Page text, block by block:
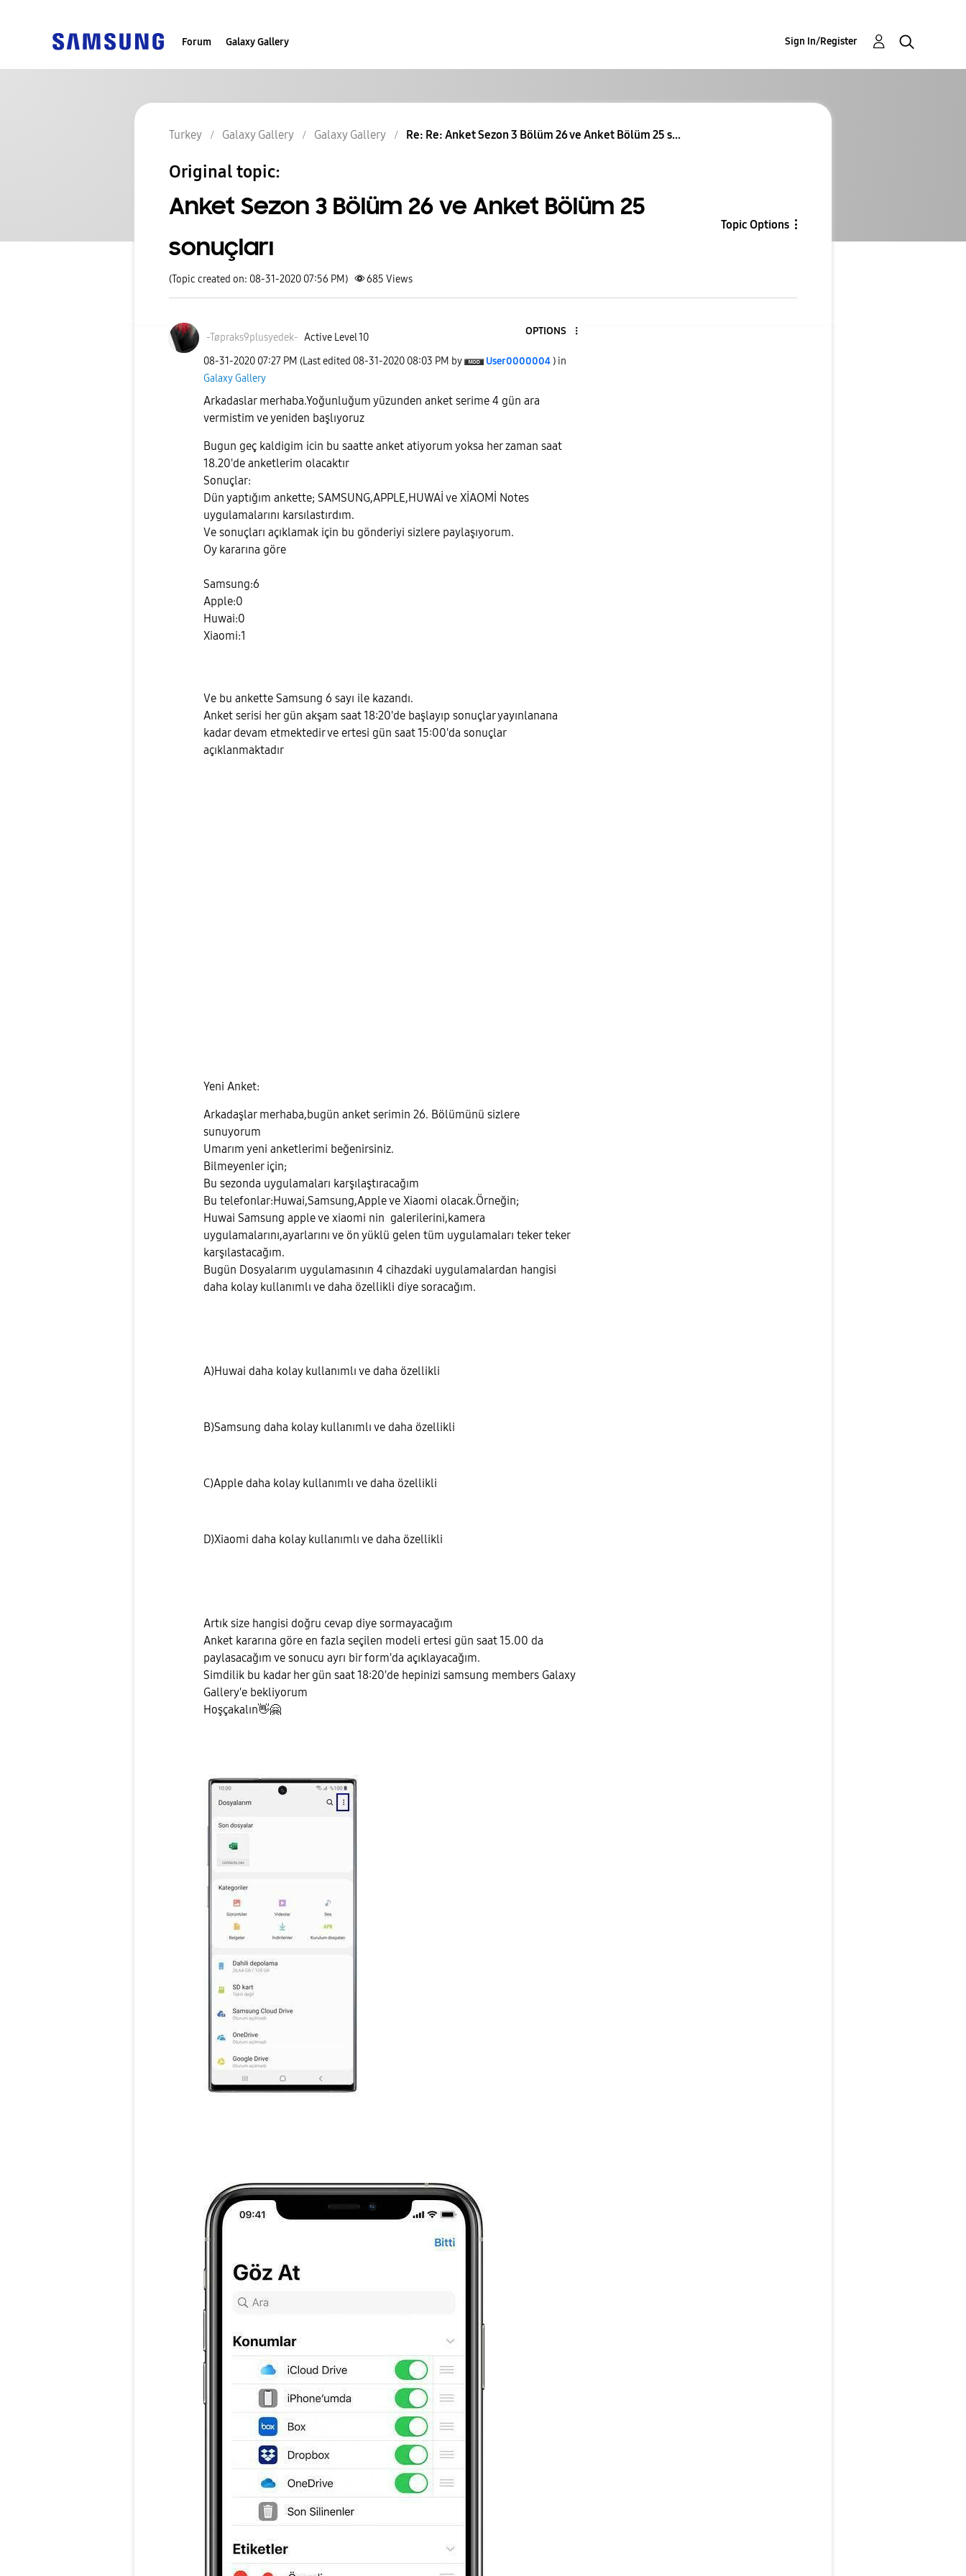
Forum Galaxy Gallery Sign In/Register
Turkey Galaxy Gallery Galaxy Gallery Re: Re: Anket Sezon 3 Bölüm 26 ve Anket Bölüm 25 s...
Original topic:
Anket Sezon 3 Bölüm 26 ve Anket Bölüm 25
sonuçları
Topic Options
(Topic created on: 08-31-2020 07:56 PM) 685 Views
-Tøpraks9plusyedek- Active Level 10
OPTIONS
‎08-31-2020 07:27 PM (Last edited ‎08-31-2020 08:03 PM by User0000004 ) in
Galaxy Gallery
Arkadaslar merhaba.Yoğunluğum yüzunden anket serime 4 gün ara
vermistim ve yeniden başlıyoruz
Bugun geç kaldigim icin bu saatte anket atiyorum yoksa her zaman saat
18.20'de anketlerim olacaktır
Sonuçlar:
Dün yaptığım ankette; SAMSUNG,APPLE,HUWAİ ve XİAOMİ Notes
uygulamalarını karsılastırdım.
Ve sonuçları açıklamak için bu gönderiyi sizlere paylaşıyorum.
Oy kararına göre
Samsung:6
Apple:0
Huwai:0
Xiaomi:1
Ve bu ankette Samsung 6 sayı ile kazandı.
Anket serisi her gün akşam saat 18:20'de başlayıp sonuçlar yayınlanana
kadar devam etmektedir ve ertesi gün saat 15:00'da sonuçlar
açıklanmaktadır
Yeni Anket:
Arkadaşlar merhaba,bugün anket serimin 26. Bölümünü sizlere
sunuyorum
Umarım yeni anketlerimi beğenirsiniz.
Bilmeyenler için;
Bu sezonda uygulamaları karşılaştıracağım
Bu telefonlar:Huwai,Samsung,Apple ve Xiaomi olacak.Örneğin;
Huwai Samsung apple ve xiaomi nin galerilerini,kamera
uygulamalarını,ayarlarını ve ön yüklü gelen tüm uygulamaları teker teker
karşılastacağım.
Bugün Dosyalarım uygulamasının 4 cihazdaki uygulamalardan hangisi
daha kolay kullanımlı ve daha özellikli diye soracağım.
A)Huwai daha kolay kullanımlı ve daha özellikli
B)Samsung daha kolay kullanımlı ve daha özellikli
C)Apple daha kolay kullanımlı ve daha özellikli
D)Xiaomi daha kolay kullanımlı ve daha özellikli
Artık size hangisi doğru cevap diye sormayacağım
Anket kararına göre en fazla seçilen modeli ertesi gün saat 15.00 da
paylasacağım ve sonucu ayrı bir form'da açıklayacağım.
Simdilik bu kadar her gün saat 18:20'de hepinizi samsung members Galaxy
Gallery'e bekliyorum
Hoşçakalın👋🤗